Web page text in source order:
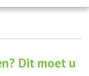
Dit moet u